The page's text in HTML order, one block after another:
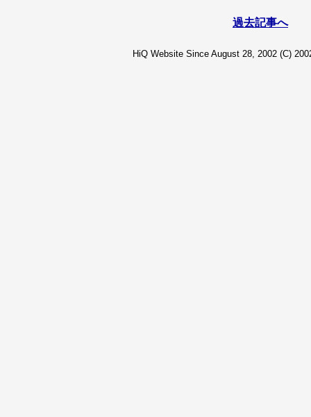
過去記事へ
HiQ Website Since August 28, 2002 (C)